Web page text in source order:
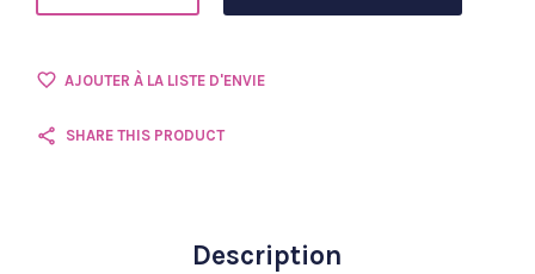
AJOUTER À LA LISTE D'ENVIE
SHARE THIS PRODUCT
Description